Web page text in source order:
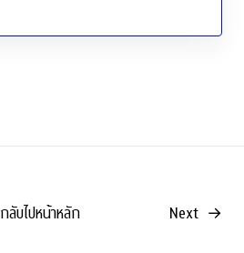
กลับไปหน้าหลัก Next →